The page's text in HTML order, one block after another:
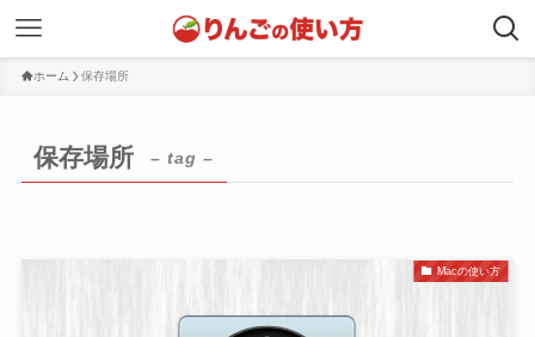
ホーム 保存場所
保存場所 – tag –
Macの使い方